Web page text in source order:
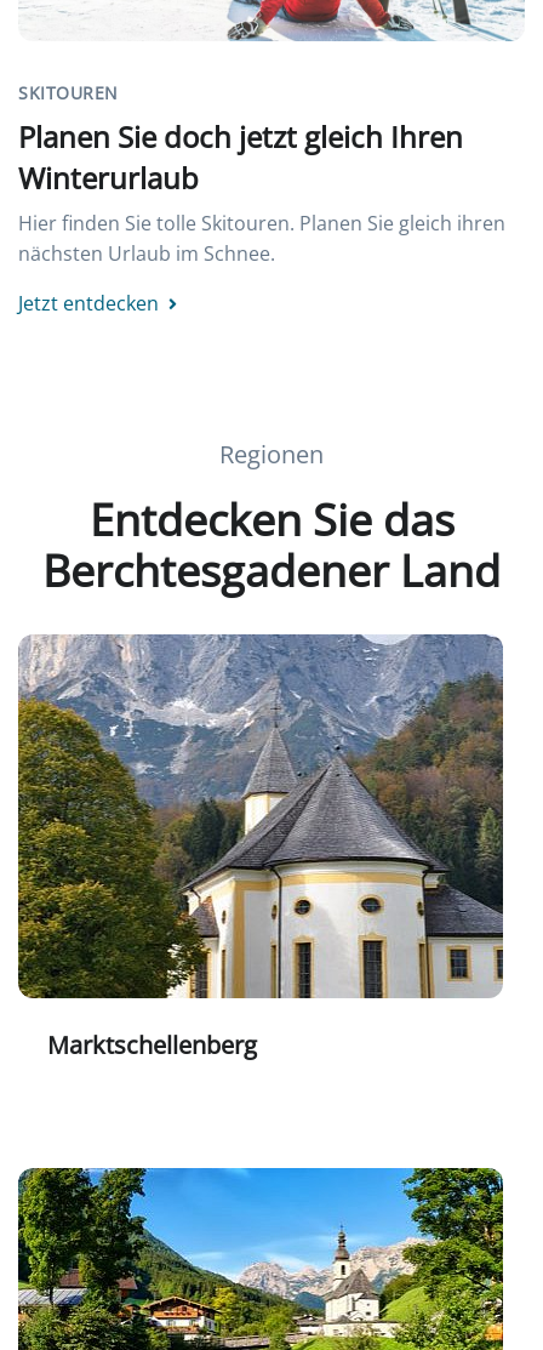
SKITOUREN
Planen Sie doch jetzt gleich Ihren
Winterurlaub
Hier finden Sie tolle Skitouren. Planen Sie gleich ihren
nächsten Urlaub im Schnee.
Jetzt entdecken
Regionen
Entdecken Sie das
Berchtesgadener Land
Marktschellenberg